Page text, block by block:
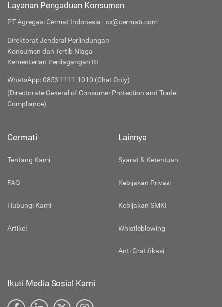
Layanan Pengaduan Konsumen
PT Agregasi Cermat Indonesia - cs@cermati.com
Direktorat Jenderal Perlindungan
Konsumen dan Tertib Niaga
Kementerian Perdagangan RI
WhatsApp: 0853 1111 1010 (Chat Only)
(Directorate General of Consumer Protection and Trade
Compliance)
Cermati
Tentang Kami
FAQ
Hubungi Kami
Artikel
Lainnya
Syarat & Ketentuan
Kebijakan Privasi
Kebijakan SMKI
Whistleblowing
Anti Gratifikasi
Ikuti Media Sosial Kami